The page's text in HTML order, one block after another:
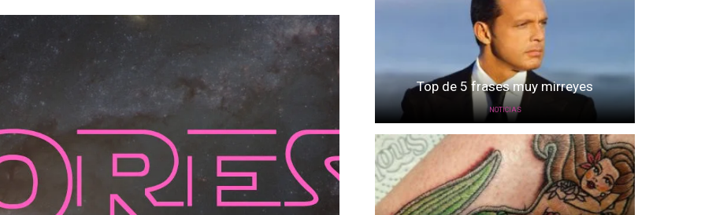
Top de 5 frases muy mirreyes
NOTICIAS